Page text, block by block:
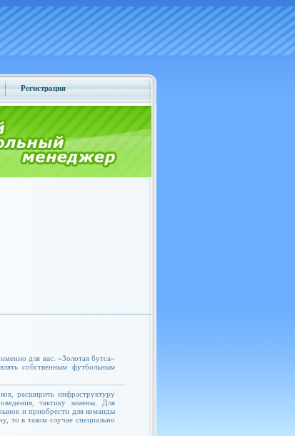
Регистрация
для вас. «Золотая бутса»
собственным футбольным
расширить инфраструктуру
тактику замены. Для
и приобрести для команды
то в таком случае специально